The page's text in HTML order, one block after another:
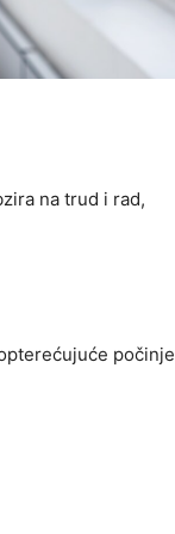
na trud i rad,
počinje